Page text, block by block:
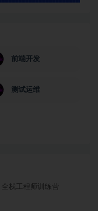
前端开发
测试运维
全栈工程师训练营